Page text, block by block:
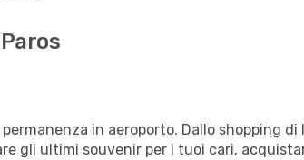
in aeroporto. Dallo shopping
gli ultimi souvenir per i tuoi cari,